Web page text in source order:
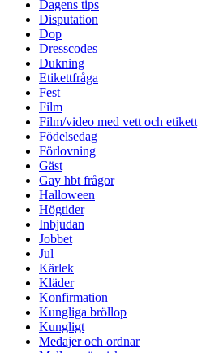
Dagens tips
Disputation
Dop
Dresscodes
Dukning
Etikettfråga
Fest
Film
Film/video med vett och etikett
Födelsedag
Förlovning
Gäst
Gay hbt frågor
Halloween
Högtider
Inbjudan
Jobbet
Jul
Kärlek
Kläder
Konfirmation
Kungliga bröllop
Kungligt
Medajer och ordnar